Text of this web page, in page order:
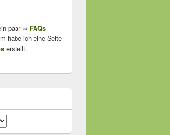
paar ⇒ FAQs
habe ich eine Seite
erstellt.